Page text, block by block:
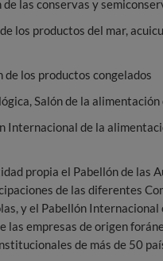
de las conservas y
los productos del mar,
de los productos congelados
Salón de la alimentación
Internacional de la
propia el Pabellón de las
de las diferentes
y el Pabellón Internacional
las empresas de origen
de más de 50